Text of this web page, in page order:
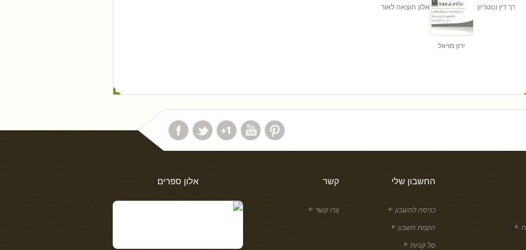
אלון הוצאה לאור
ירון מויאל
- עורך דין ונוטריון
אלון ספרים קשר
צרו קשר
החשבון שלי
כניסה לחשבון
הקמת חשבון
סל קניות